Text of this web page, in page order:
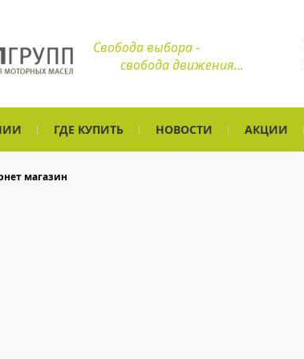
Свобода выбора -
свобода движения...
ГДЕ КУПИТЬ НОВОСТИ АКЦИИ
магазин